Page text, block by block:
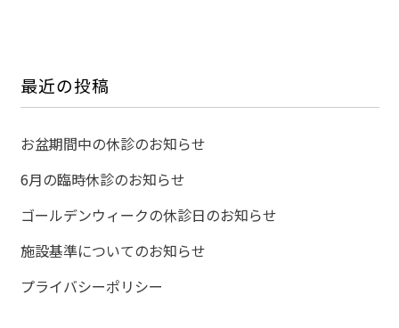
シ
ョ
ン
最近の投稿
お盆期間中の休診のお知らせ
6月の臨時休診のお知らせ
ゴールデンウィークの休診日のお知らせ
施設基準についてのお知らせ
プライバシーポリシー